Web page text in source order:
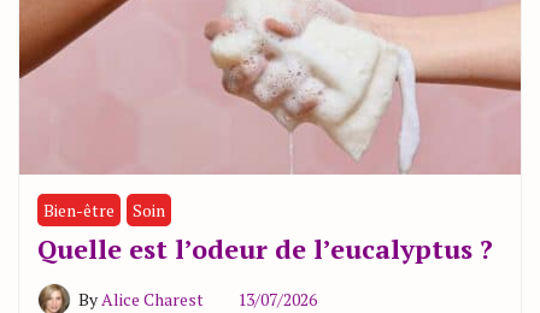
Bien-être Soin
Quelle est l’odeur de l’eucalyptus ?
ByAlice Charest 13/07/2026